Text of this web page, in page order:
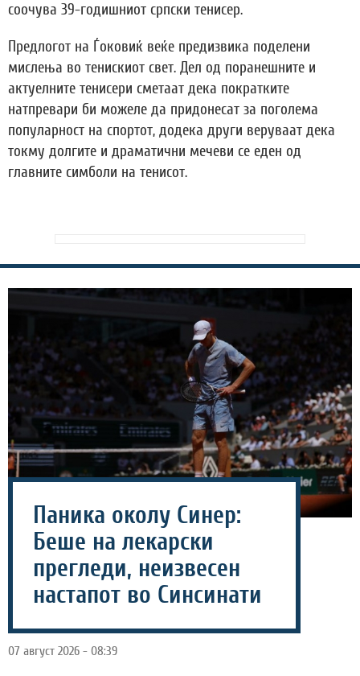
соочува 39-годишниот српски тенисер.
Предлогот на Ѓоковиќ веќе предизвика поделени
мислења во тенискиот свет. Дел од поранешните и
актуелните тенисери сметаат дека пократките
натпревари би можеле да придонесат за поголема
популарност на спортот, додека други веруваат дека
токму долгите и драматични мечеви се еден од
главните симболи на тенисот.
Паника околу Синер:
Беше на лекарски
прегледи, неизвесен
настапот во Синсинати
07 август 2026 - 08:39